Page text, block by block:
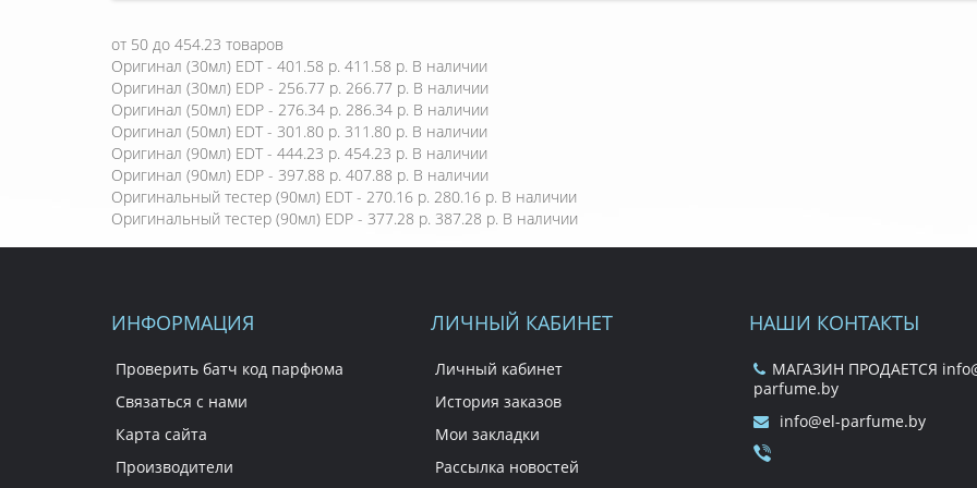
от 50 до 454.23 товаров
Оригинал (30мл) EDT - 401.58 р. 411.58 р. В наличии
Оригинал (30мл) EDP - 256.77 р. 266.77 р. В наличии
Оригинал (50мл) EDP - 276.34 р. 286.34 р. В наличии
Оригинал (50мл) EDT - 301.80 р. 311.80 р. В наличии
Оригинал (90мл) EDT - 444.23 р. 454.23 р. В наличии
Оригинал (90мл) EDP - 397.88 р. 407.88 р. В наличии
Оригинальный тестер (90мл) EDT - 270.16 р. 280.16 р. В наличии
Оригинальный тестер (90мл) EDP - 377.28 р. 387.28 р. В наличии
ИНФОРМАЦИЯ
Проверить батч код парфюма
Связаться с нами
Карта сайта
Производители
ЛИЧНЫЙ КАБИНЕТ
Личный кабинет
История заказов
Мои закладки
Рассылка новостей
НАШИ КОНТАКТЫ
МАГАЗИН ПРОДАЕТСЯ
parfume.by
info@el-parfume.by